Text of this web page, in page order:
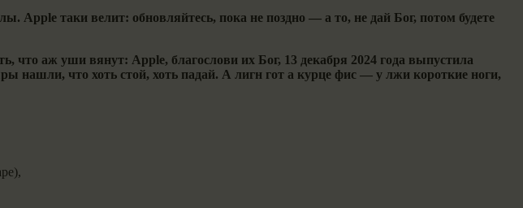
Apple таки велит: обновляйтесь, пока не поздно — а то, не дай Бог, потом будете
что аж уши вянут: Apple, благослови их Бог, 13 декабря 2024 года выпустила
нашли, что хоть стой, хоть падай. А лигн гот а курце фис — у лжи короткие ноги,